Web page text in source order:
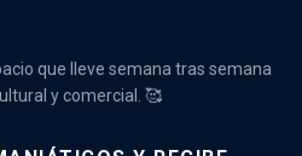
que lleve semana tras semana
y comercial. 🥰